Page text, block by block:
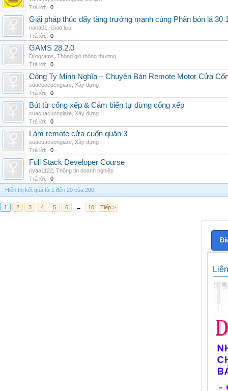
Trả lời:
0
Giải pháp thúc đẩy tăng trưởng mạnh cùng Phân bón lá 30
nana01
Giao lưu
Trả lời:
0
GAMS 28.2.0
Drograms Thông gió thông thường
Trả lời:
0
Công Ty Minh Nghĩa – Chuyên Bán Remote Motor Cửa
suacuacuongiare Xây dựng
Trả lời:
0
Bút từ cổng xếp & Cảm biến tự dừng cổng xếp
suacuacuongiare Xây dựng
Trả lời:
0
Làm remote cửa cuốn quận 3
suacuacuongiare Xây dựng
Trả lời:
0
Full Stack Developer Course
riyaa1122 Thông tin doanh nghiệp
Trả lời:
0
Hiển thị kết quả từ 1 đến 20 của 200
1 2 3 4 5 6 → 10 Tiếp >